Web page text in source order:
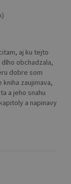
aj ku tejto
obchadzala,
dobre som
zaujimava,
a jeho snahu
a napinavy